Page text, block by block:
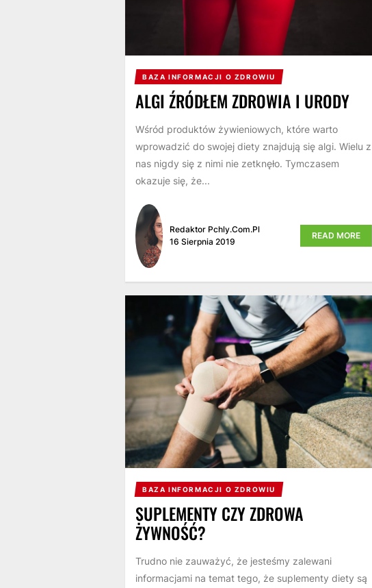
BAZA INFORMACJI O ZDROWIU
ALGI ŹRÓDŁEM ZDROWIA I URODY
Wśród produktów żywieniowych, które warto
wprowadzić do swojej diety znajdują się algi. Wielu z
nas nigdy się z nimi nie zetknęło. Tymczasem
okazuje się, że...
Redaktor Pchly.com.pl
16 Sierpnia 2019
READ MORE
BAZA INFORMACJI O ZDROWIU
SUPLEMENTY CZY ZDROWA
ŻYWNOŚĆ?
Trudno nie zauważyć, że jesteśmy zalewani
informacjami na temat tego, że suplementy diety są